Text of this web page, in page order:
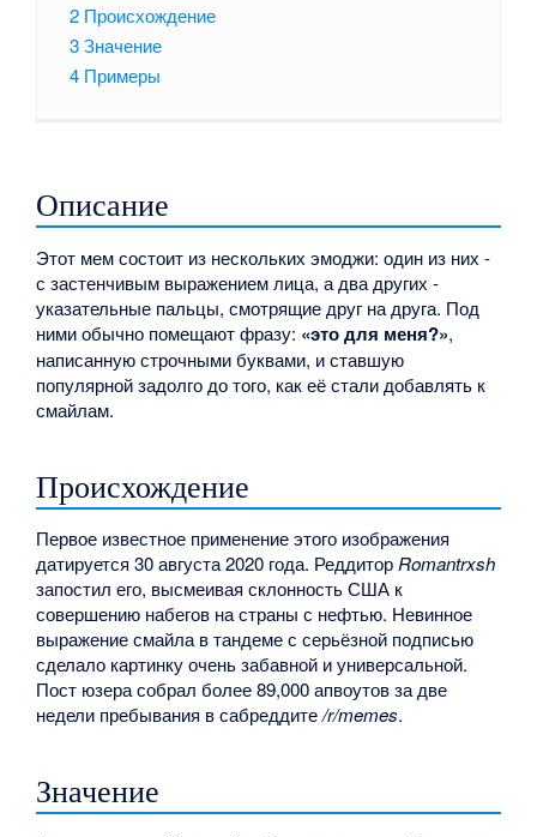
2 Происхождение
3Значение
4 Примеры
Описание
Этот мем состоит из нескольких эмоджи: один из них -
с застенчивым выражением лица, а два других -
указательные пальцы, смотрящие друг на друга. Под
ними обычно помещают фразу: «это для меня?»,
написанную строчными буквами, и ставшую
популярной задолго до того, как её стали добавлять к
смайлам.
Происхождение
Первое известное применение этого изображения
датируется 30 августа 2020 года. РеддиторRomantrxsh
запостил его, высмеивая склонность США к
совершению набегов на страны с нефтью. Невинное
выражение смайла в тандеме с серьёзной подписью
сделало картинку очень забавной и универсальной.
Пост юзера собрал более 89,000 апвоутов за две
недели пребывания в сабреддите/r/memes.
Значение